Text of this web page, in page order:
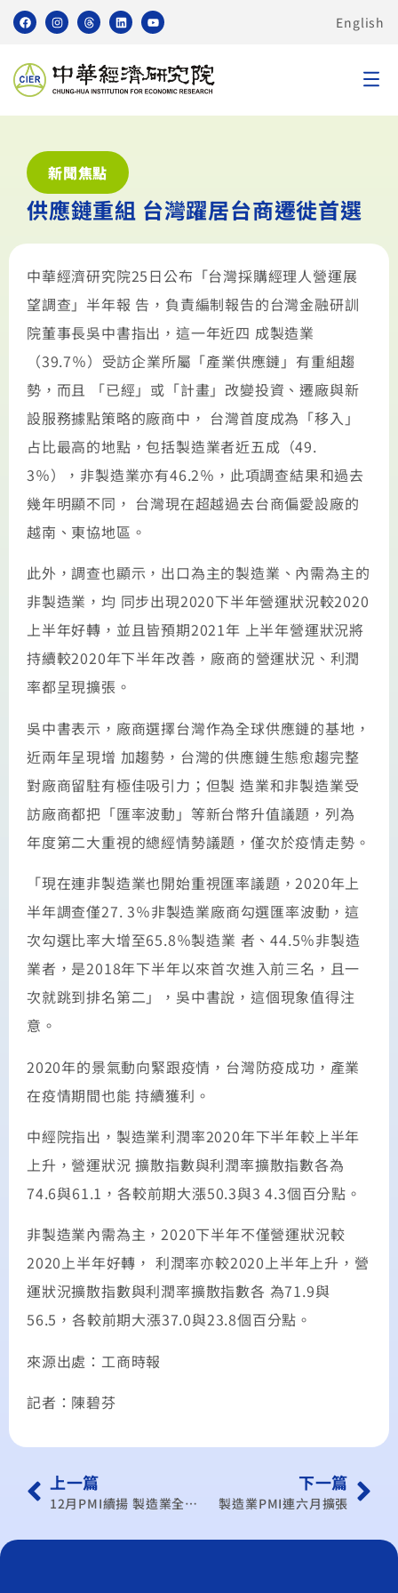
English
新聞焦點
供應鏈重組 台灣躍居台商遷徙首選
中華經濟研究院25日公布「台灣採購經理人營運展
望調查」半年報 告，負責編制報告的台灣金融研訓
院董事長吳中書指出，這一年近四 成製造業
（39.7％）受訪企業所屬「產業供應鏈」有重組趨
勢，而且 「已經」或「計畫」改變投資、遷廠與新
設服務據點策略的廠商中， 台灣首度成為「移入」
占比最高的地點，包括製造業者近五成（49.
3％），非製造業亦有46.2％，此項調查結果和過去
幾年明顯不同， 台灣現在超越過去台商偏愛設廠的
越南、東協地區。
此外，調查也顯示，出口為主的製造業、內需為主的
非製造業，均 同步出現2020下半年營運狀況較2020
上半年好轉，並且皆預期2021年 上半年營運狀況將
持續較2020年下半年改善，廠商的營運狀況、利潤
率都呈現擴張。
吳中書表示，廠商選擇台灣作為全球供應鏈的基地，
近兩年呈現增 加趨勢，台灣的供應鏈生態愈趨完整
對廠商留駐有極佳吸引力；但製 造業和非製造業受
訪廠商都把「匯率波動」等新台幣升值議題，列為
年度第二大重視的總經情勢議題，僅次於疫情走勢。
「現在連非製造業也開始重視匯率議題，2020年上
半年調查僅27. 3％非製造業廠商勾選匯率波動，這
次勾選比率大增至65.8％製造業 者、44.5％非製造
業者，是2018年下半年以來首次進入前三名，且一
次就跳到排名第二」，吳中書說，這個現象值得注
意。
2020年的景氣動向緊跟疫情，台灣防疫成功，產業
在疫情期間也能 持續獲利。
中經院指出，製造業利潤率2020年下半年較上半年
上升，營運狀況 擴散指數與利潤率擴散指數各為
74.6與61.1，各較前期大漲50.3與3 4.3個百分點。
非製造業內需為主，2020下半年不僅營運狀況較
2020上半年好轉， 利潤率亦較2020上半年上升，營
運狀況擴散指數與利潤率擴散指數各 為71.9與
56.5，各較前期大漲37.0與23.8個百分點。
來源出處：工商時報
記者：陳碧芬
上一篇
12月PMI續揚 製造業全面轉好 連六月擴張，出口商滿手訂單；內需同步火熱，NMI連七月擴張
下一篇
製造業PMI連六月擴張